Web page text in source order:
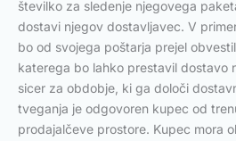
številko za sledenje njegovega
dostavi njegov dostavljavec. V
bo od svojega poštarja prejel
katerega bo lahko prestavil dostavo
sicer za obdobje, ki ga določi
tveganja je odgovoren kupec od
prodajalčeve prostore. Kupec mora